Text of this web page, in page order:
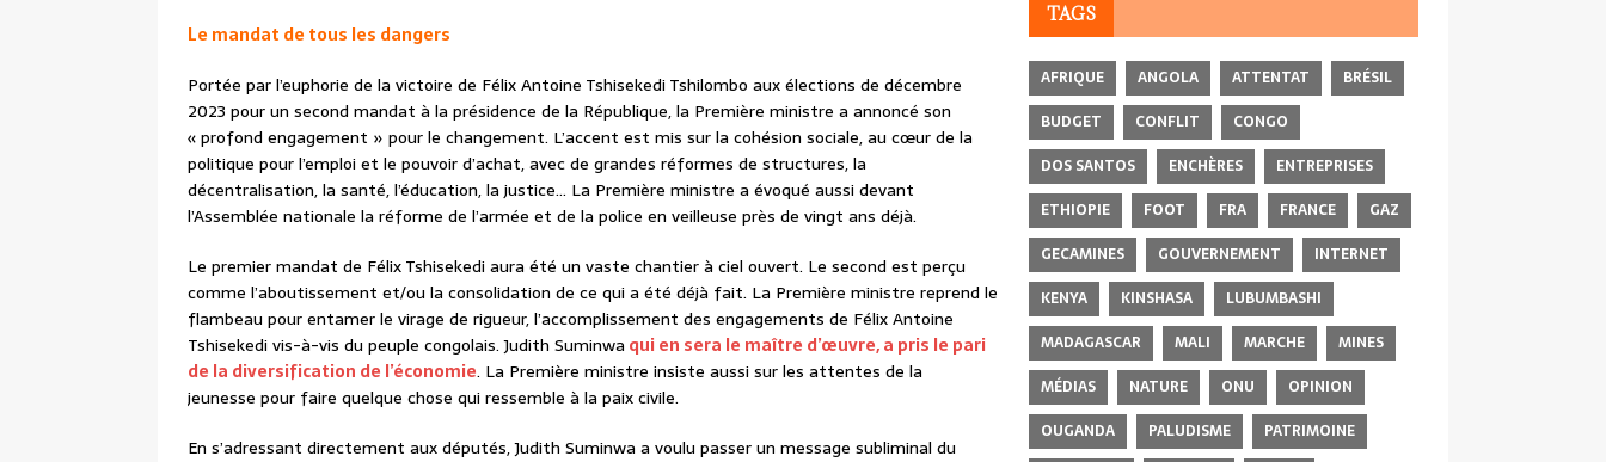
Le mandat de tous les dangers
Portée par l’euphorie de la victoire de Félix Antoine Tshisekedi Tshilombo aux élections de décembre
2023 pour un second mandat à la présidence de la République, la Première ministre a annoncé son
« profond engagement » pour le changement. L’accent est mis sur la cohésion sociale, au cœur de la
politique pour l’emploi et le pouvoir d’achat, avec de grandes réformes de structures, la
décentralisation, la santé, l’éducation, la justice… La Première ministre a évoqué aussi devant
l’Assemblée nationale la réforme de l’armée et de la police en veilleuse près de vingt ans déjà.
Le premier mandat de Félix Tshisekedi aura été un vaste chantier à ciel ouvert. Le second est perçu
comme l’aboutissement et/ou la consolidation de ce qui a été déjà fait. La Première ministre reprend le
flambeau pour entamer le virage de rigueur, l’accomplissement des engagements de Félix Antoine
Tshisekedi vis-à-vis du peuple congolais. Judith Suminwa qui en sera le maître d’œuvre, a pris le pari
de la diversification de l’économie. La Première ministre insiste aussi sur les attentes de la
jeunesse pour faire quelque chose qui ressemble à la paix civile.
En s’adressant directement aux députés, Judith Suminwa a voulu passer un message subliminal du
TAGS
AFRIQUE ANGOLA ATTENTAT
BRÉSIL
BUDGET
CONFLIT
CONGO
DOS SANTOS
ENCHÈRES
ENTREPRISES
ETHIOPIE
FOOT FRA FRANCE
GAZ
GECAMINES
GOUVERNEMENT
INTERNET
KENYA
KINSHASA
LUBUMBASHI
MADAGASCAR
MALI MARCHE
MINES
MÉDIAS
NATURE ONU
OPINION
OUGANDA
PALUDISME PATRIMOINE